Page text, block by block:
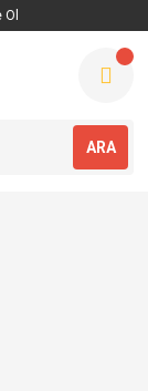
Ol
ARA